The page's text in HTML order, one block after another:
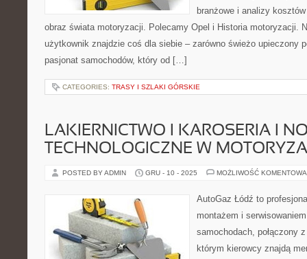
branżowe i analizy
obraz świata motoryzacji. Polecamy Opel i Historia motoryzacji.
użytkownik znajdzie coś dla siebie – zarówno świeżo upieczony
pasjonat samochodów, który od […]
CATEGORIES: TRASY I SZLAKI GÓRSKIE
LAKIERNICTWO I KAROSERIA I
TECHNOLOGICZNE W
POSTED BY ADMIN GRU - 10 - 2025 MOŻLIWOŚĆ
AutoGaz Łódź to
montażem i
samochodach, połączony
którym kierowcy znajdą